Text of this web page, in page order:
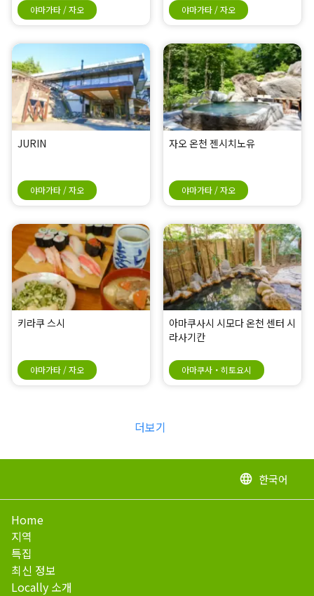
야마가타 / 자오 야마가타 / 자오
JURIN
야마가타 / 자오
자오 온천 젠시치노유
야마가타 / 자오
키라쿠 스시
야마가타 / 자오
아마쿠사시 시모다 온천 센터 시
라사기칸
아마쿠사・히토요시
더보기
language 한국어
Home
지역
특집
최신 정보
Locally 소개